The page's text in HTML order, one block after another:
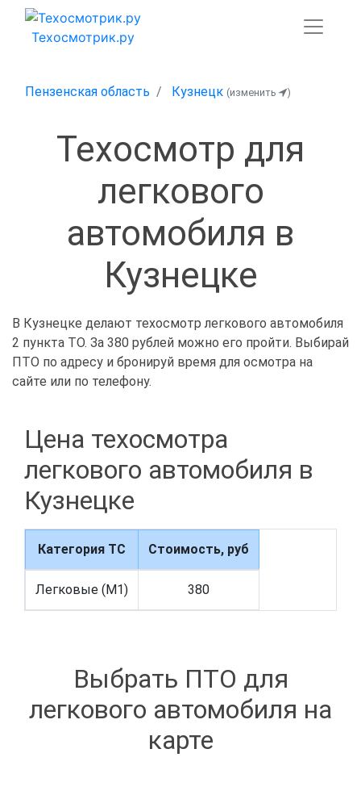
Техосмотрик.ру
Пензенская область Кузнецк (изменить )
Техосмотр для
легкового
автомобиля в
Кузнецке
В Кузнецке делают техосмотр легкового автомобиля
2 пункта ТО. За 380 рублей можно его пройти. Выбирай
ПТО по адресу и бронируй время для осмотра на
сайте или по телефону.
Цена техосмотра
легкового автомобиля в
Кузнецке
Категория ТС Стоимость, руб
Легковые (M1) 380
Выбрать ПТО для
легкового автомобиля на
карте